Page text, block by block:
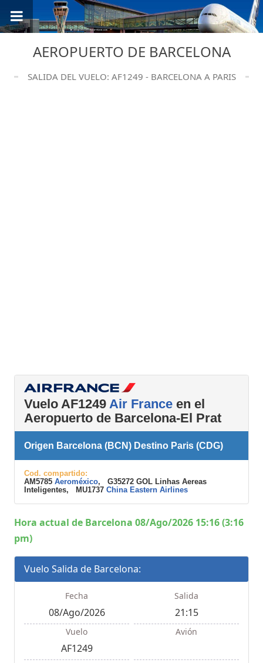
AEROPUERTO DE BARCELONA
SALIDA DEL VUELO: AF1249 - BARCELONA A PARIS
Vuelo AF1249 Air France en el
Aeropuerto de Barcelona-El Prat
Origen Barcelona (BCN) Destino Paris (CDG)
Cod. compartido:
AM5785 Aeroméxico, G35272 GOL Linhas Aereas
Inteligentes, MU1737 China Eastern Airlines
Hora actual de Barcelona 08/Ago/2026 15:16 (3:16
pm)
Vuelo Salida de Barcelona:
Fecha
08/Ago/2026
Salida
21:15
Vuelo
AF1249
Avión